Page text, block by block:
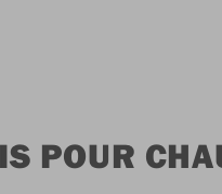
POUR